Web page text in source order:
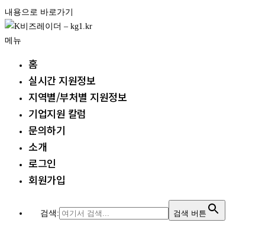
내용으로 바로가기
메뉴
홈
실시간 지원정보
지역별/부처별 지원정보
기업지원 칼럼
문의하기
소개
로그인
회원가입
검색: 검색 버튼